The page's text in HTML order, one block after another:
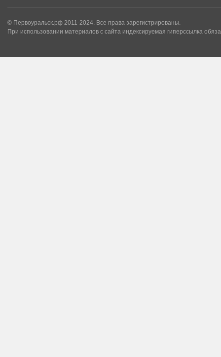
© Первоуральск.рф 2011-2024. Все права зарегистрированы.
При использовании материалов с сайта индексируемая гиперссылка